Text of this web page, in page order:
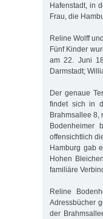
Hafenstadt, in
Frau, die
Reline Wolff
Fünf Kinder
am 22. Juni
Darmstadt;
Der genaue
findet sich in
Brahmsallee 8,
Bodenheimer
offensichtlich
Hamburg gab
Hohen
familiäre
Reline
Adressbücher
der